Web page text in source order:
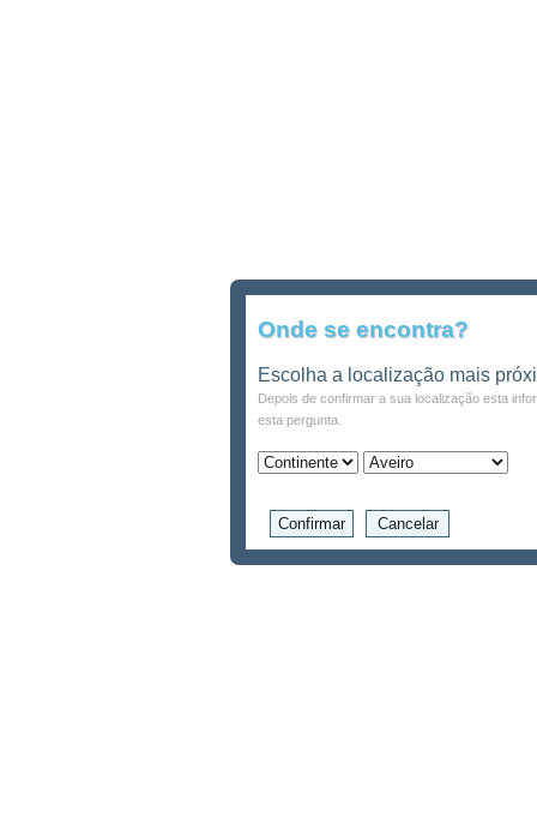
Onde se encontra?
Escolha a localização mais
Depois de confirmar a sua localização esta
esta pergunta.